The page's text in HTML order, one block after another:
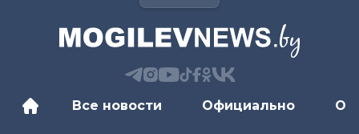
Все новости Официально